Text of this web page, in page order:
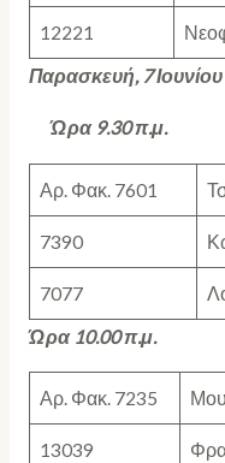
12221
Παρασκευή, 7
Ώρα 9.30 π.μ.
Αρ. Φακ. 7601
7390
7077
Ώρα 10.00 π.μ.
Αρ. Φακ. 7235
13039